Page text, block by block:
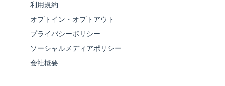
利用規約
オプトイン・オプトアウト
プライバシーポリシー
ソーシャルメディアポリシー
会社概要